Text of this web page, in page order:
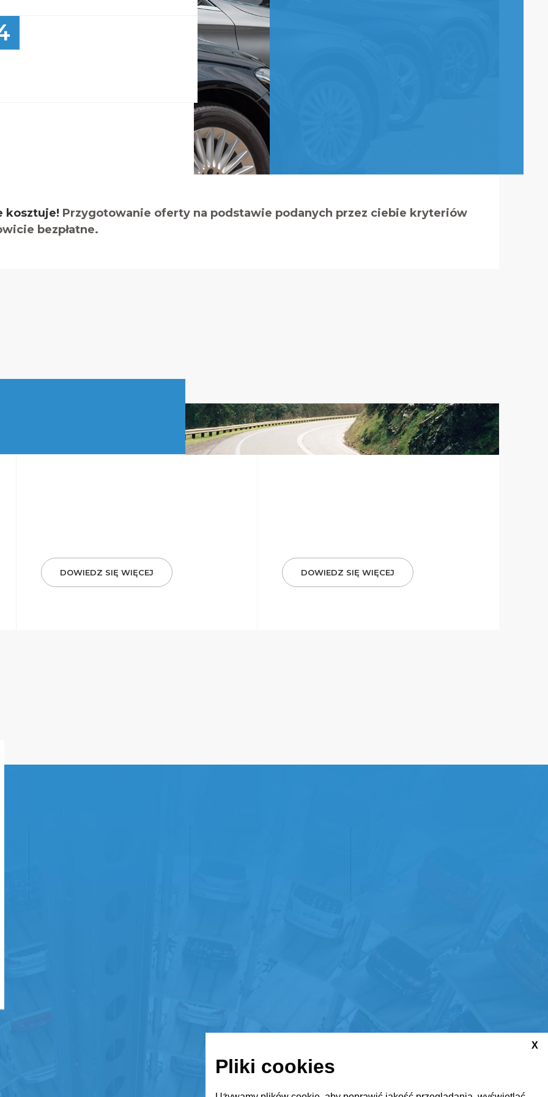
kosztuje! Przygotowanie oferty na podstawie podanych przez ciebie kryteriów
bezpłatne.
DOWIEDZ SIĘ WIĘCEJ DOWIEDZ SIĘ WIĘCEJ
X
Pliki cookies